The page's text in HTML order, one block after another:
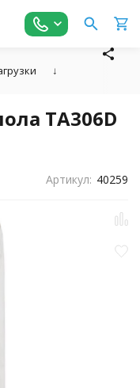
↓
TA306D
Артикул: 40259